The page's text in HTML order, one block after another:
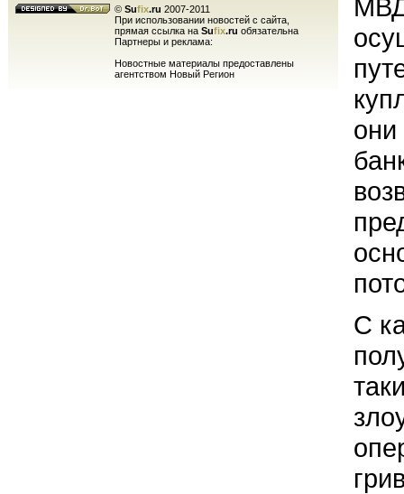
© Sufix.ru 2007-2011
При использовании новостей с сайта,
прямая ссылка на Sufix.ru обязательна
Партнеры и реклама:
Новостные материалы предоставлены
агентством Новый Регион
они
С